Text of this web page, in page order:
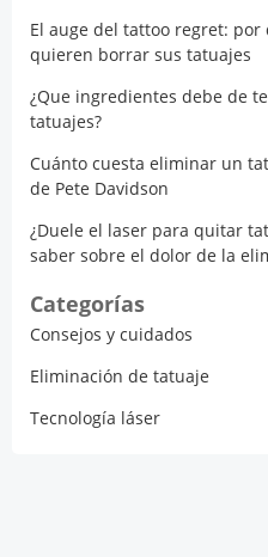
El auge del tattoo regret: por
quieren borrar sus tatuajes
¿Que ingredientes debe de
tatuajes?
Cuánto cuesta eliminar un
de Pete Davidson
¿Duele el laser para quitar
saber sobre el dolor de la
Categorías
Consejos y cuidados
Eliminación de tatuaje
Tecnología láser